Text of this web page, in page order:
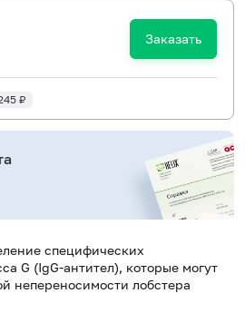
специфических
G (IgG-антител), которые могут
непереносимости лобстера
Заказать
₽